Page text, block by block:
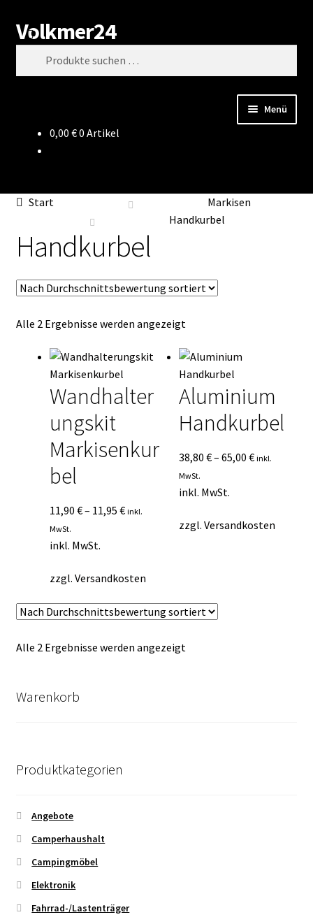
Zur
Navigation
springen
Zum
Inhalt
springen
Volkmer24
Suchen
Menü
Datenschutz
Impressum
Kasse
Mein Konto
Mein Konto
Vertrag widerrufen
Warenkorb
0,00 €0 Artikel
Start
Markisen
Handkurbel
Handkurbel
Alle 2 Ergebnisse werden angezeigtNach
sortiert
Wandhalter
ungskit
Markisenkur
bel
11,90 €– 11,95 € inkl.
MwSt.
inkl. MwSt.
zzgl. Versandkosten
Aluminium
Handkurbel
38,80€–65,00€ inkl.
MwSt.
inkl. MwSt.
zzgl.Versandkosten
Alle 2 Ergebnisse werden angezeigtNach
Warenkorb
Produktkategorien
Angebote
Camperhaushalt
Campingmöbel
Elektronik
Fahrrad-/Lastenträger